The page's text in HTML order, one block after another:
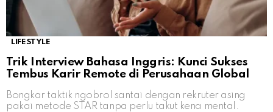
LIFESTYLE
Trik Interview Bahasa Inggris: Kunci Sukses
Tembus Karir Remote di Perusahaan Global
Bongkar taktik ngobrol santai dengan rekruter asing
pakai metode STAR tanpa perlu takut kena mental.